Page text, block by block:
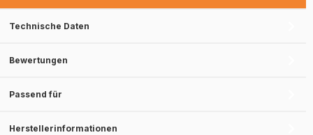
Technische Daten
Bewertungen
Passend für
Herstellerinformationen